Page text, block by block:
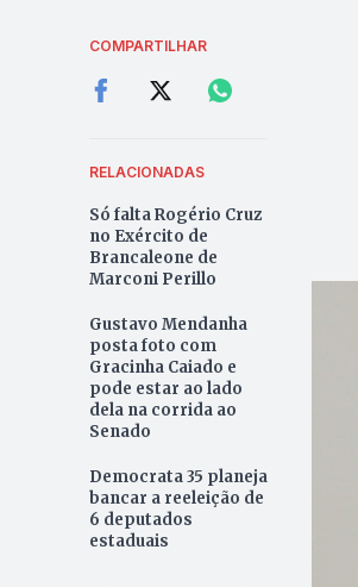
COMPARTILHAR
RELACIONADAS
Só falta Rogério Cruz
no Exército de
Brancaleone de
Marconi Perillo
Gustavo Mendanha
posta foto com
Gracinha Caiado e
pode estar ao lado
dela na corrida ao
Senado
Democrata 35 planeja
bancar a reeleição de
6 deputados
estaduais